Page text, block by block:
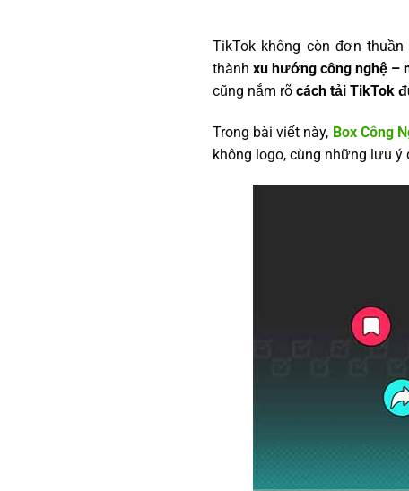
TikTok không còn đơn
thànhxu hướng công nghệ –
cũng nắm rõ cách tải TikTok
Trong bài viết này, Box Công
không logo, cùng những lưu